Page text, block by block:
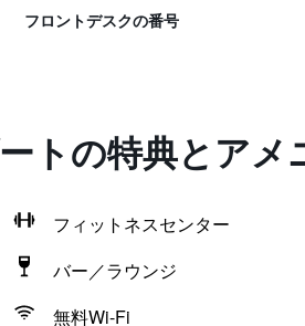
フロントデスクの番号
トの特典とアメ
フィットネスセンター
バー／ラウンジ
無料Wi-Fi